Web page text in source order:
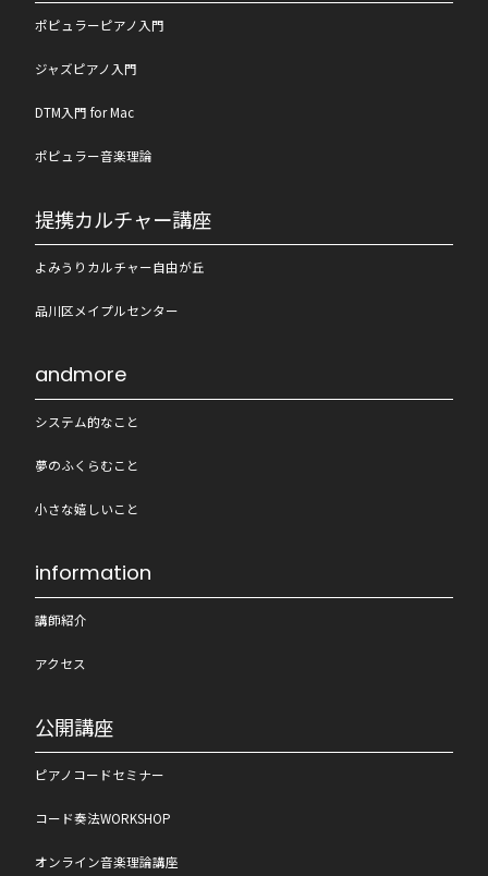
ポピュラーピアノ入門
ジャズピアノ入門
DTM入門 for Mac
ポピュラー音楽理論
提携カルチャー講座
よみうりカルチャー自由が丘
品川区メイプルセンター
andmore
システム的なこと
夢のふくらむこと
小さな嬉しいこと
information
講師紹介
アクセス
公開講座
ピアノコードセミナー
コード奏法WORKSHOP
オンライン音楽理論講座